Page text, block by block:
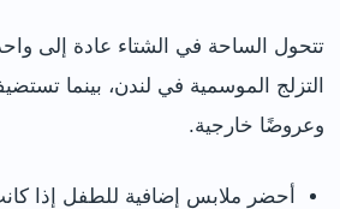
تتحول الساحة في الشتاء عادة إلى
التزلج الموسمية في لندن، بينما
وعروضًا خارجية.
أحضر ملابس إضافية للطفل إذا